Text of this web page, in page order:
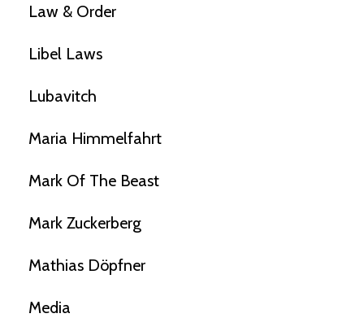
Law & Order
Libel Laws
Lubavitch
Maria Himmelfahrt
Mark Of The Beast
Mark Zuckerberg
Mathias Döpfner
Media